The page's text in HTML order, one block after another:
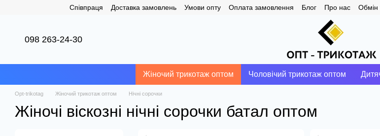
Перейти до основного контенту
Співпраця Доставка замовлень Умови опту Оплата замовлення Блог Про нас Обмін
098 263-24-30
Жіночий трикотаж оптом Чоловічий трикотаж оптом
Opt-trikotag Жіночий трикотаж оптом Нічні сорочки
Жіночі віскозні нічні сорочки батал оптом